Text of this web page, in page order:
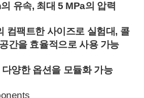
유속, 최대 5 MPa의 압력
컴팩트한 사이즈로 실험대, 콜
간을 효율적으로 사용 가능
양한 옵션을 모듈화 가능